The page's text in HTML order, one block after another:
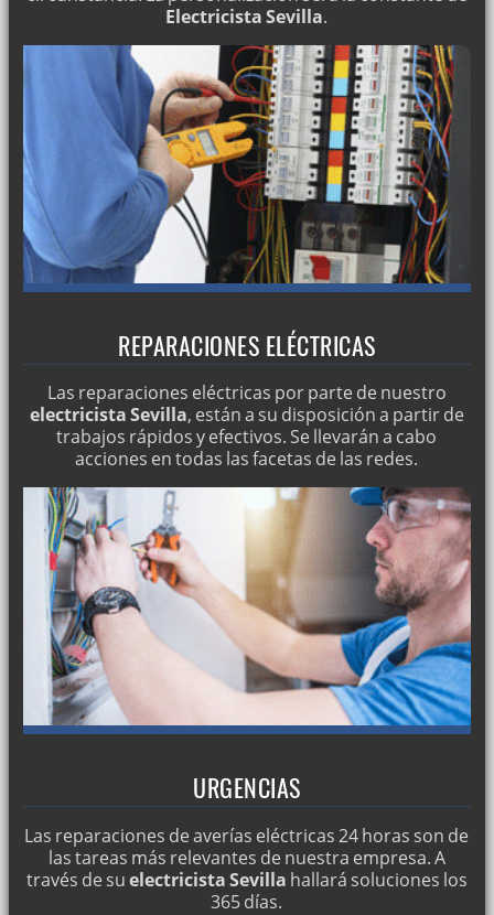
instalaciones bien sea parciales o totales.
¿Problemas con las redes eléctricas?
Servicio de electricidad en Sevilla
Reparación de cortocircuitos
Servicios eléctricos
Reparaciones de averías eléctricas
Especialistas en electricidad
Electricistas: reparaciones 24 horas
Electricistas profesionales
Reparaciones eléctricas
Averías de electricidad
Servicios eléctricos 24 horas
Averías eléctricas
Servicios eléctricos en Sevilla
Reparaciones de electricidad 24 horas
Montajes Eléctricos
Electricista Sevilla.
REPARACIONES ELÉCTRICAS
Las reparaciones eléctricas por parte de nuestro
electricista Sevilla, están a su disposición a partir de
trabajos rápidos y efectivos. Se llevarán a cabo
acciones en todas las facetas de las redes.
URGENCIAS
Las reparaciones de averías eléctricas 24 horas son de
las tareas más relevantes de nuestra empresa. A
través de suelectricista Sevilla hallará soluciones los
365 días.